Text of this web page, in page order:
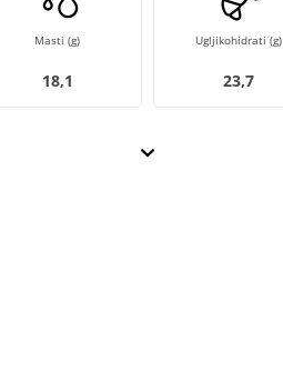
Masti (g)
18,1
Ugljikohidrati (g)
23,7